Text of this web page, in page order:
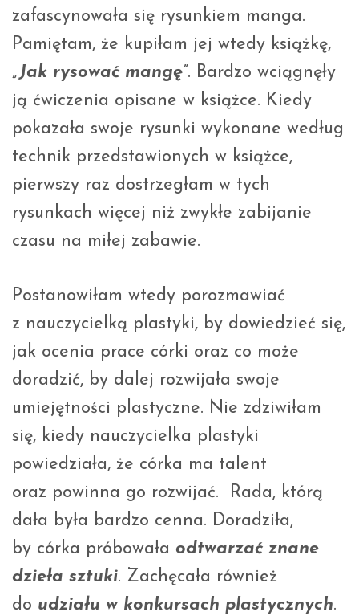
zafascynowała się rysunkiem manga.
Pamiętam, że kupiłam jej wtedy książkę,
„Jak rysować mangę”. Bardzo wciągnęły
ją ćwiczenia opisane w książce. Kiedy
pokazała swoje rysunki wykonane według
technik przedstawionych w książce,
pierwszy raz dostrzegłam w tych
rysunkach więcej niż zwykłe zabijanie
czasu na miłej zabawie.
Postanowiłam wtedy porozmawiać
z nauczycielką plastyki, by dowiedzieć się,
jak ocenia prace córki oraz co może
doradzić, by dalej rozwijała swoje
umiejętności plastyczne. Nie zdziwiłam
się, kiedy nauczycielka plastyki
powiedziała, że córka ma talent
oraz powinna go rozwijać. Rada, którą
dała była bardzo cenna. Doradziła,
by córka próbowała odtwarzać znane
dzieła sztuki. Zachęcała również
do udziału w konkursach plastycznych.